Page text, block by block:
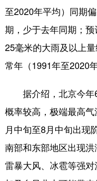
亚太网 上市公司
地方频道
辽宁 吉林
浙江 安徽
山东 河南
广东 广西
至2020年平均）同期
期，少于去年同期；
25毫米的大雨及以上
常年（1991年至2020
据介绍，北京今年6
概率较高，极端最高
月中旬至8月中旬出现
南部和东部地区出现
雷暴大风、冰雹等强